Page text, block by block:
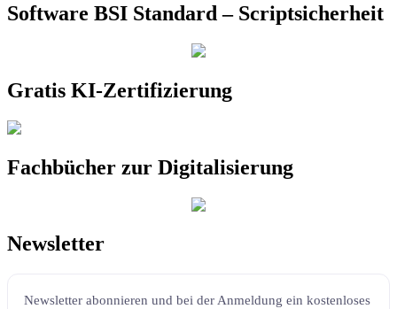
Software BSI Standard – Scriptsicherheit
Gratis KI-Zertifizierung
Fachbücher zur Digitalisierung
Newsletter
Newsletter abonnieren und bei der Anmeldung ein kostenloses